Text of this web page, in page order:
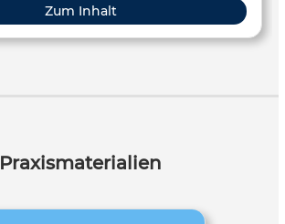
Zum Inhalt
Praxismaterialien